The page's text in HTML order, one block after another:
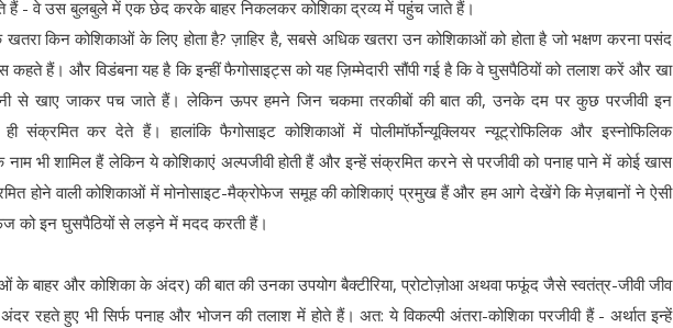
हैं - वे उस बुलबुले में एक छेद करके बाहर निकलकर कोशिका द्रव्य में पहुंच जाते हैं।
किन कोशिकाओं के लिए होता है? ज़ाहिर है, सबसे अधिक खतरा उन कोशिकाओं को होता है जो भक्षण करना पसंद
कहते हैं। और विडंबना यह है कि इन्हीं फैगोसाइट्स को यह ज़िम्मेदारी सौंपी गई है कि वे घुसपैठियों को तलाश करें और खा
से खाए जाकर पच जाते हैं। लेकिन ऊपर हमने जिन चकमा तरकीबों की बात की, उनके दम पर कुछ परजीवी इन
संक्रमित कर देते हैं। हालांकि फैगोसाइट कोशिकाओं में पोलीमॉर्फोन्यूक्लियर न्यूट्रोफिलिक और इस्नोफिलिक
भी शामिल हैं लेकिन ये कोशिकाएं अल्पजीवी होती हैं और इन्हें संक्रमित करने से परजीवी को पनाह पाने में कोई खास
होने वाली कोशिकाओं में मोनोसाइट-मैक्रोफेज समूह की कोशिकाएं प्रमुख हैं और हम आगे देखेंगे कि मेज़बानों ने ऐसी
को इन घुसपैठियों से लड़ने में मदद करती हैं।
के बाहर और कोशिका के अंदर) की बात की उनका उपयोग बैक्टीरिया, प्रोटोज़ोआ अथवा फफूंद जैसे स्वतंत्र-जीवी जीव
रहते हुए भी सिर्फ पनाह और भोजन की तलाश में होते हैं। अत: ये विकल्पी अंतरा-कोशिका परजीवी हैं - अर्थात इन्हें